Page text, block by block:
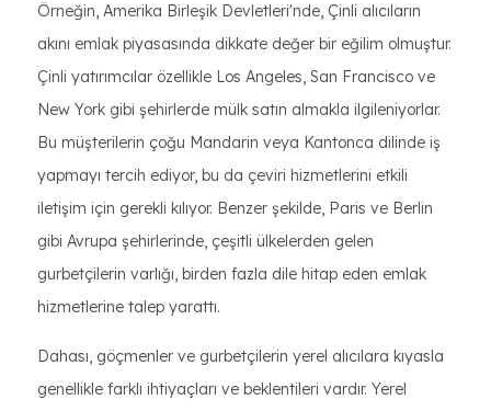
Örneğin, Amerika Birleşik Devletleri'nde, Çinli alıcıların
akını emlak piyasasında dikkate değer bir eğilim olmuştur.
Çinli yatırımcılar özellikle Los Angeles, San Francisco ve
New York gibi şehirlerde mülk satın almakla ilgileniyorlar.
Bu müşterilerin çoğu Mandarin veya Kantonca dilinde iş
yapmayı tercih ediyor, bu da çeviri hizmetlerini etkili
iletişim için gerekli kılıyor. Benzer şekilde, Paris ve Berlin
gibi Avrupa şehirlerinde, çeşitli ülkelerden gelen
gurbetçilerin varlığı, birden fazla dile hitap eden emlak
hizmetlerine talep yarattı.
Dahası, göçmenler ve gurbetçilerin yerel alıcılara kıyasla
genellikle farklı ihtiyaçları ve beklentileri vardır. Yerel